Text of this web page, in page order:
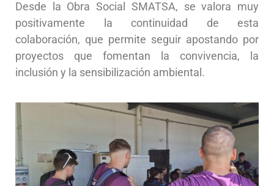
Desde la Obra Social SMATSA, se valora muy
positivamente la continuidad de esta
colaboración, que permite seguir apostando por
proyectos que fomentan la convivencia, la
inclusión y la sensibilización ambiental.